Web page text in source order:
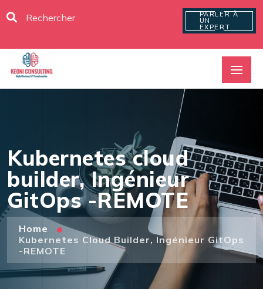
PARLER À
UN
EXPERT
Kubernetes cloud
builder, Ingénieur
GitOps -REMOTE
Home
Kubernetes Cloud Builder, Ingénieur GitOps
-REMOTE